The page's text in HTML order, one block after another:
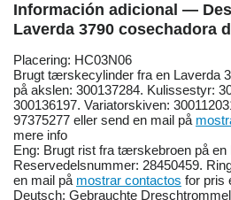
Información adicional —
Laverda 3790 cosechadora
Placering: HC03N06
Brugt tærskecylinder fra en Laverda
på akslen: 300137284. Kulissestyr:
300136197. Variatorskiven:
97375277 eller send en mail på
mere info
Eng: Brugt rist fra tærskebroen på en
Reservedelsnummer: 28450459.
en mail på mostrar contactos for pris
Deutsch: Gebrauchte